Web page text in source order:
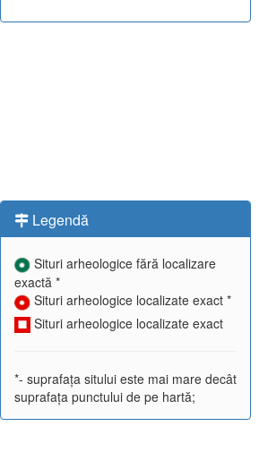
Legendă
Situri arheologice fără localizare
exactă *
Situri arheologice localizate exact *
Situri arheologice localizate exact
*- suprafața sitului este mai mare decât
suprafața punctului de pe hartă;